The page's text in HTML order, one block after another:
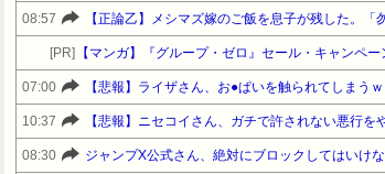
08:57 【正論乙】メシマズ嫁のご飯を息子が残した。
[PR] 【マンガ】『グループ・ゼロ』セール・キャンペ
07:00 【悲報】ライザさん、お●ぱいを触られてしまう
10:37 【悲報】ニセコイさん、ガチで許されない悪行
08:30 ジャンプX公式さん、絶対にブロックしてはいけ